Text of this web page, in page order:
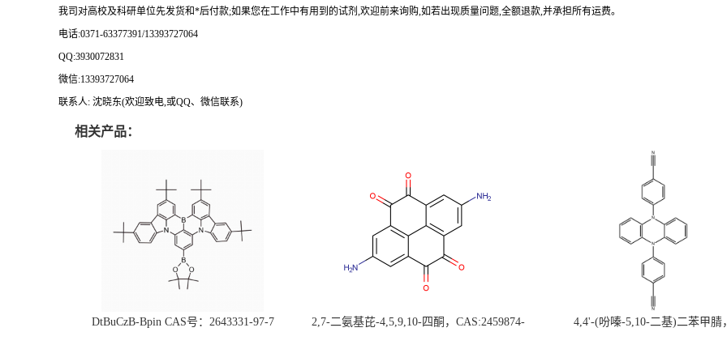
我司对高校及科研单位先发货和*后付款;如果您在工作中有用到的试剂 ,欢迎前来询购,如若出现质量问题,全额退款,并承担所有运费。
电话:0371-63377391/13393727064
QQ:3930072831
微信:13393727064
联系人: 沈晓东(欢迎致电,或QQ、微信联系)
相关产品：
DtBuCzB-Bpin CAS号：2643331-97-7
2,7-二氨基芘-4,5,9,10-四酮，CAS:2459874-
4,4'-(吩嗪-5,10-二基)二苯甲腈